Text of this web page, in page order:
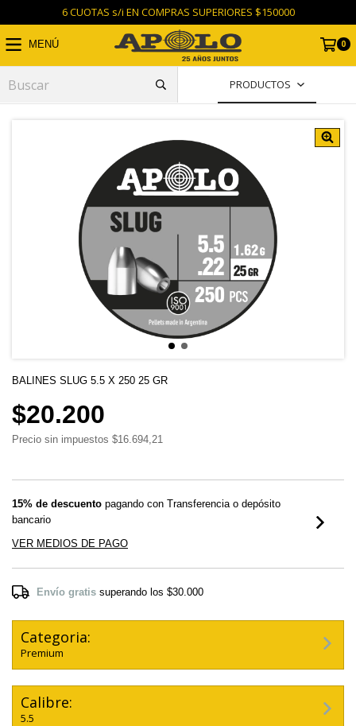
6 CUOTAS s/i EN COMPRAS SUPERIORES $150000
MENÚ 0
PRODUCTOS
BALINES SLUG 5.5 X 250 25 GR
$20.200
Precio sin impuestos $16.694,21
15% de descuento pagando con Transferencia o depósito
bancario
VER MEDIOS DE PAGO
Envío gratis superando los $30.000
Categoria:
Premium
Calibre:
5.5